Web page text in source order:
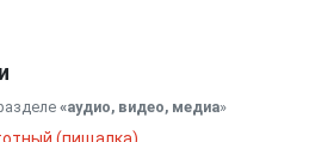
«аудио, видео, медиа»
(пищалка)